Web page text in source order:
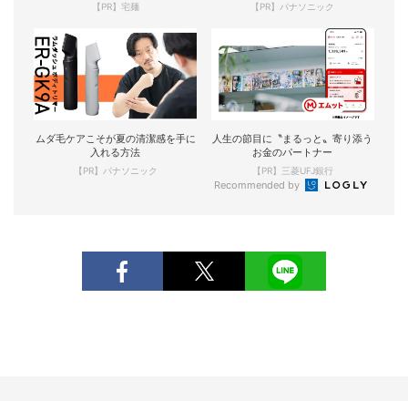
【PR】宅麺 【PR】パナソニック
ムダ毛ケアこそが夏の清潔感を手に
入れる方法
【PR】パナソニック
人生の節目に〝まるっと〟寄り添う
お金のパートナー
【PR】三菱UFJ銀行
Recommended by